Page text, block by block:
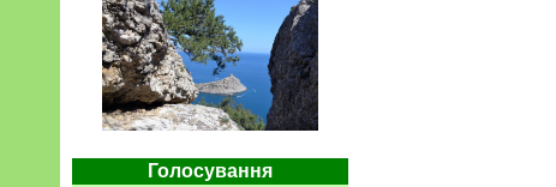
Голосування